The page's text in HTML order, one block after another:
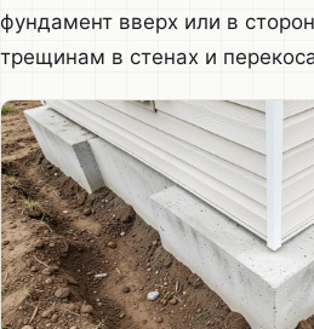
фундамент вверх или в
трещинам в стенах и